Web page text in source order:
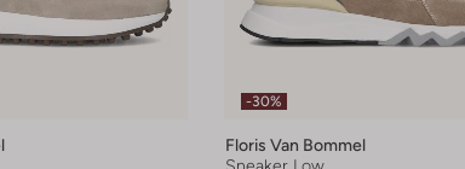
-30%
Floris Van Bommel